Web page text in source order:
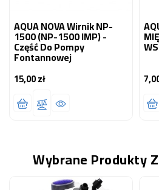
AQUA NOVA Wirnik NP-
1500 (NP-1500 IMP) -
Część Do Pompy
Fontannowej
15,00 złCena
Wybrane Produkty